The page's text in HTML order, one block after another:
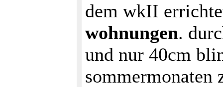
dem wkII
wohnungen.
und nur 40cm
sommermonaten